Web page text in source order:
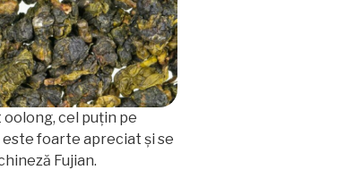
cel puțin pe
este foarte apreciat și se
Fujian.